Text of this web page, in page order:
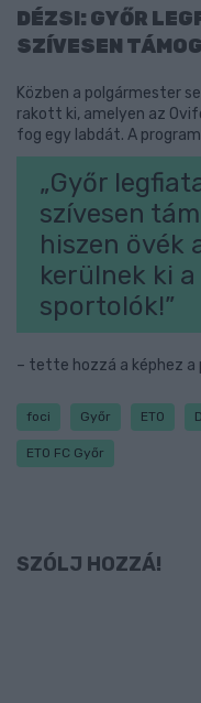
DÉZSI: GYŐR
SZÍVESEN
Közben a polgármester
rakott ki, amelyen az
fog egy labdát. A
„Győr
szívesen
hiszen övék
kerülnek ki
sportolók!”
– tette hozzá a képhez a
foci Győr ETO
ETO FC Győr
SZÓLJ HOZZÁ!